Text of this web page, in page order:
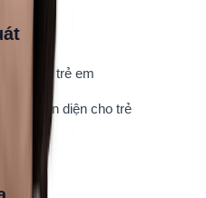
gặp ở trẻ em
toàn diện cho trẻ